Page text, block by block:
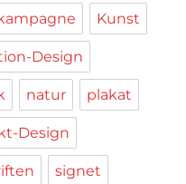
Kunst
Design
natur plakat
Design
signet